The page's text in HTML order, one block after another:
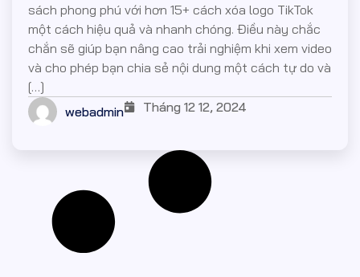
sách phong phú với hơn 15+ cách xóa logo TikTok
một cách hiệu quả và nhanh chóng. Điều này chắc
chắn sẽ giúp bạn nâng cao trải nghiệm khi xem video
và cho phép bạn chia sẻ nội dung một cách tự do và
[…]
webadmin
Tháng 12 12, 2024